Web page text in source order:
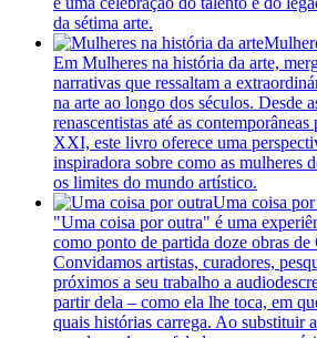
da sétima arte.
Em Mulheres na história da arte,
narrativas que ressaltam a
na arte ao longo dos séculos. Desde
renascentistas até as
XXI, este livro oferece uma
inspiradora sobre como as mulheres
os limites do mundo artístico.
Uma coisa
"Uma coisa por outra" é uma
como ponto de partida doze obras
Convidamos artistas, curadores,
próximos a seu trabalho a
partir dela – como ela lhe toca, em
quais histórias carrega. Ao substituir